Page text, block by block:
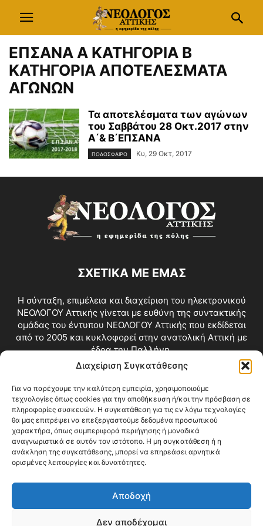
Διαχείριση Συγκατάθεσης
Για να παρέχουμε την καλύτερη εμπειρία, χρησιμοποιούμε
τεχνολογίες όπως cookies για την αποθήκευση ή/και την πρόσβαση σε
πληροφορίες συσκευών. Η συγκατάθεση για τις εν λόγω τεχνολογίες
θα μας επιτρέψει να επεξεργαστούμε δεδομένα προσωπικού
χαρακτήρα, όπως συμπεριφορά περιήγησης ή μοναδικά
αναγνωριστικά σε αυτόν τον ιστότοπο. Η μη συγκατάθεση ή η
ανάκληση της συγκατάθεσης, μπορεί να επηρεάσει αρνητικά
ορισμένες λειτουργίες και δυνατότητες.
Αποδοχή
Δεν αποδέχομαι
ΕΠΣΑΝΑ Α ΚΑΤΗΓΟΡΙΑ Β
ΚΑΤΗΓΟΡΙΑ ΑΠΟΤΕΛΕΣΜΑΤΑ
ΑΓΩΝΩΝ
Τα αποτελέσματα των αγώνων
του Σαββάτου 28 Οκτ.2017 στην
Α΄& Β΄ΕΠΣΑΝΑ
ΠΟΔΟΣΦΑΙΡΟ Κυ, 29 Οκτ, 2017
ΣΧΕΤΙΚΑ ΜΕ ΕΜΑΣ
Η σύνταξη, επιμέλεια και διαχείριση του ηλεκτρονικού
ΝΕΟΛΟΓΟΥ Αττικής γίνεται με ευθύνη της συντακτικής
ομάδας του έντυπου ΝΕΟΛΟΓΟΥ Αττικής που εκδίδεται
από το 2005 και κυκλοφορεί στην ανατολική Αττική με
έδρα την Παλλήνη.
Επικοινωνία:info@neologosattikis.gr
ΑΚΟΛΟΥΘΗΣΕ ΜΑΣ
Videos Όροι Χρήσης